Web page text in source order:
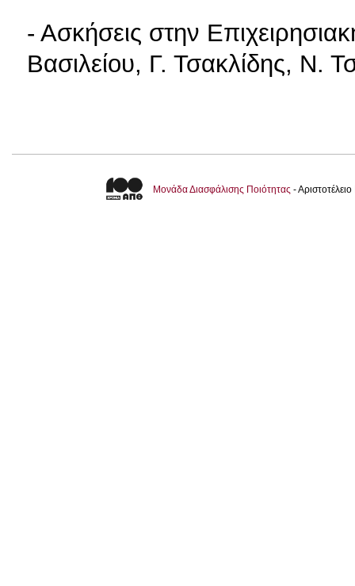
- Ασκήσεις στην
Βασιλείου, Γ. Τσακλίδης, Ν.
Μονάδα Διασφάλισης Ποιότητας -